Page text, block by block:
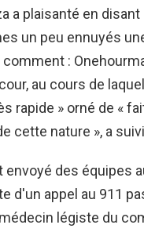
a plaisanté en
un peu ennuyés
:
au cours de
rapide » orné de «
cette nature », a
des équipes
d'un appel au 911
légiste du